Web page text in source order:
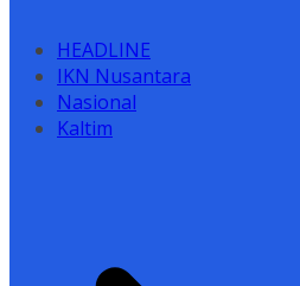
HEADLINE
IKN Nusantara
Nasional
Kaltim